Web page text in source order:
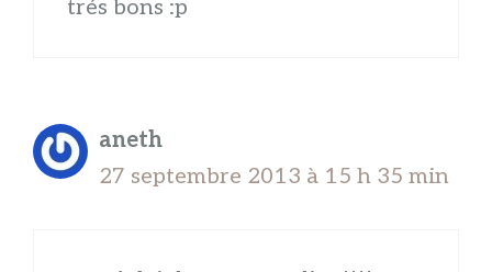
trés bons :p
aneth
27 septembre 2013 à 15 h 35 min